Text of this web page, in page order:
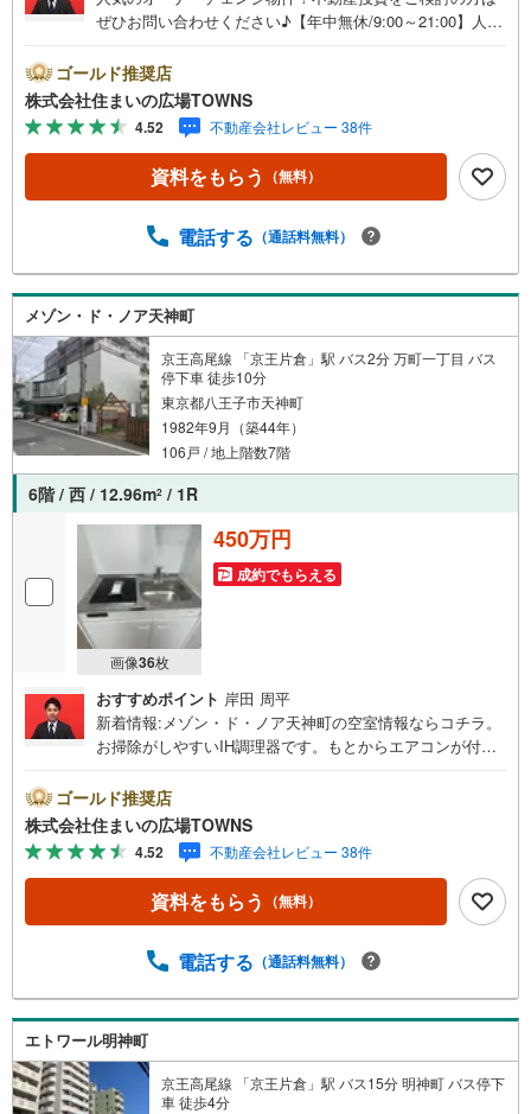
ぜひお問い合わせください♪【年中無休/9:00～21:00】人気
下さい。「室内・現地を見学する」ボタンよりご予約頂く
とご見学がスムーズです。■その他、各種ご相談も承ってお
ります。○住宅ローンのご相談○ライフプランのシミュレー
ション■住まいの広場TOWNSからお客様へ経験豊富なスタ
ッフが親身になってお客様に合った物件をご紹介させて頂
きます！ /他社様掲載物件も併せてご紹介可能ですのでお気
でのお越しも大歓迎です！
ゴールド推奨店
株式会社住まいの広場TOWNS
4.52 不動産会社レビュー 38件
資料をもらう （無料）
電話する （通話料無料）
メゾン・ド・ノア天神町
京王高尾線 「京王片倉」駅 バス2分 万町一丁目 バス
停下車 徒歩10分
東京都八王子市天神町
1982年9月（築44年）
106戸 / 地上階数7階
6階 / 西 / 12.96m2 / 1R
画像36枚
450万円
成約でもらえる
おすすめポイント 岸田 周平
新着情報:メゾン・ド・ノア天神町の空室情報ならコチラ。
お掃除がしやすいIH調理器です。もとからエアコンが付い
ニーの広さは1.77平米です。防犯カメラを設置しており、
万が一のときも対応できます。不審者対策に欠かせないオ
ートロックも備えています。管理人さんが常駐しているの
で、防犯面の心配はご無用です。【年中無休/9:00～21:0
0】人気物件は特にお問い合わせが集中するため、お早めに
お電話下さい。「室内・現地を見学する」ボタンよりご予
っております。○住宅ローンのご相談○ライフプランのシミ
なスタッフが親身になってお客様に合った物件をご紹介さ
せて頂きます！ /他社様掲載物件も併せてご紹介可能ですの
でお気軽にお問い合わせ下さい♪駐車場もございますの
で、お車でのお越しも大歓迎です！
ゴールド推奨店
株式会社住まいの広場TOWNS
4.52 不動産会社レビュー 38件
資料をもらう （無料）
電話する （通話料無料）
エトワール明神町
京王高尾線 「京王片倉」駅 バス15分 明神町 バス停下
車 徒歩4分